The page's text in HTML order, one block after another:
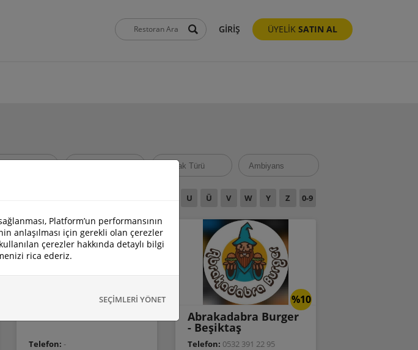
Platform’un performansının
anlaşılması için gerekli olan çerezler
çerezler hakkında detaylı bilgi
rica ederiz.
SEÇİMLERİ YÖNET
ÜYELİK SATIN AL
GİRİŞ
U Ü V W Y Z 0-9
%10
REZ
Telefon: -
%10
Abrakadabra Burger
- Beşiktaş
Telefon: 0532 391 22 95